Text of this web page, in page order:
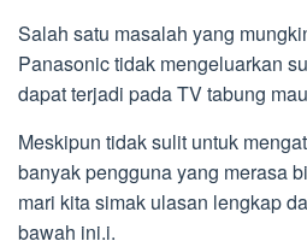
Salah satu masalah yang
Panasonic tidak mengeluarkan
dapat terjadi pada TV tabung
Meskipun tidak sulit untuk
banyak pengguna yang merasa
mari kita simak ulasan lengkap
bawah ini.i.